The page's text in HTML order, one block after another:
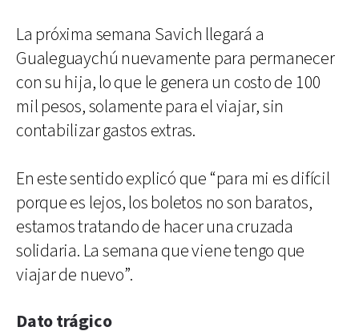
La próxima semana Savich llegará a
Gualeguaychú nuevamente para permanecer
con su hija, lo que le genera un costo de 100
mil pesos, solamente para el viajar, sin
contabilizar gastos extras.
En este sentido explicó que “para mi es difícil
porque es lejos, los boletos no son baratos,
estamos tratando de hacer una cruzada
solidaria. La semana que viene tengo que
viajar de nuevo”.
Dato trágico